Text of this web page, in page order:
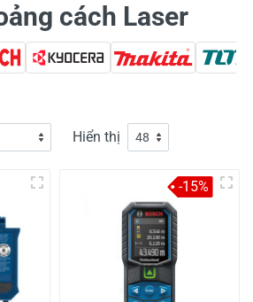
cách Laser
Hiển thị
-15%